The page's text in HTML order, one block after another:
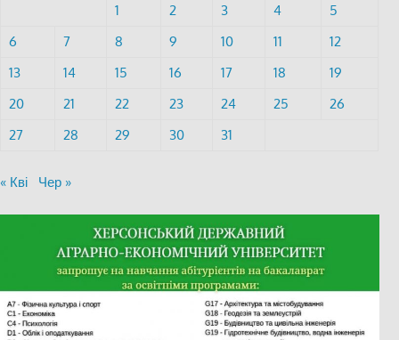
1
2 3 4
5
6
7 8 9 10 11
12
13
14 15 16 17 18
19
20
21 22 23 24 25
26
27
28 29 30 31
« Кві Чер »